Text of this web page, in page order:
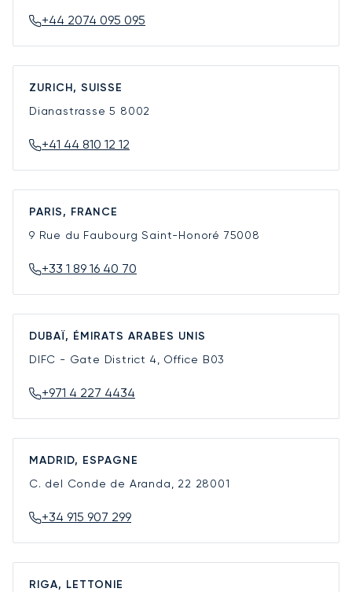
+44 2074 095 095
ZURICH, SUISSE
Dianastrasse 5 8002
+41 44 810 12 12
PARIS, FRANCE
9 Rue du Faubourg Saint-Honoré 75008
+33 1 89 16 40 70
DUBAÏ, ÉMIRATS ARABES UNIS
DIFC - Gate District 4, Office B03
+971 4 227 4434
MADRID, ESPAGNE
C. del Conde de Aranda, 22 28001
+34 915 907 299
RIGA, LETTONIE